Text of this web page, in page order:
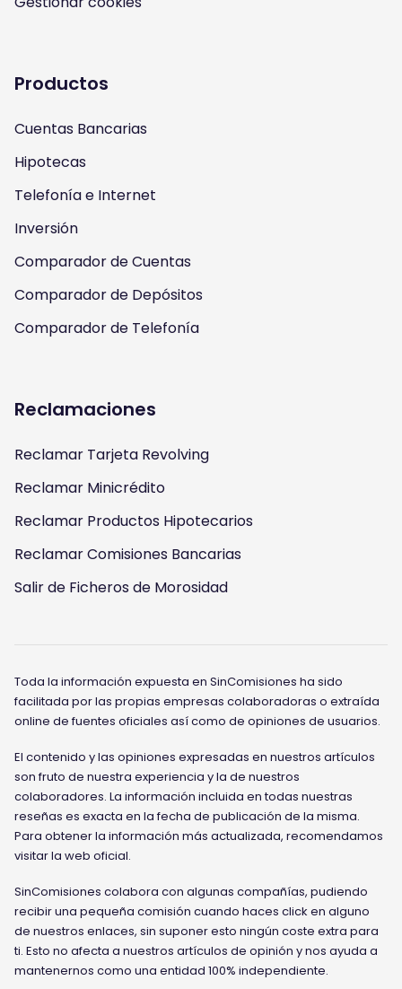
a
a
m
u
b
k
t
Productos
Cuentas Bancarias
Hipotecas
Telefonía e Internet
Inversión
Comparador de Cuentas
Comparador de Depósitos
Comparador de Telefonía
Reclamaciones
Reclamar Tarjeta Revolving
Reclamar Minicrédito
Reclamar Productos Hipotecarios
Reclamar Comisiones Bancarias
Salir de Ficheros de Morosidad
Toda la información expuesta en SinComisiones ha sido
facilitada por las propias empresas colaboradoras o extraída
online de fuentes oficiales así como de opiniones de usuarios.
El contenido y las opiniones expresadas en nuestros artículos
son fruto de nuestra experiencia y la de nuestros
colaboradores. La información incluida en todas nuestras
reseñas es exacta en la fecha de publicación de la misma.
Para obtener la información más actualizada, recomendamos
visitar la web oficial.
SinComisiones colabora con algunas compañías, pudiendo
recibir una pequeña comisión cuando haces click en alguno
de nuestros enlaces, sin suponer esto ningún coste extra para
ti. Esto no afecta a nuestros artículos de opinión y nos ayuda a
mantenernos como una entidad 100% independiente.